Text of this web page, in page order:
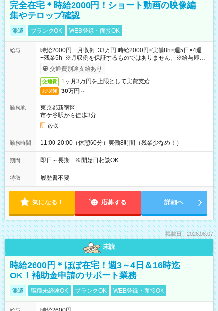
完全在宅＊時給2000円！ショート動画の映像編
集やテロップ確認
派遣 ブランクOK WEB登録・面接OK
給与
時給2000円 月収例 33万円 時給2000円×実働8h×週5日×4週
+残業5h ※月収例を保証するものではありません。※給与即受
取りサービス利用可（利用条件有）
交通費別途支給あり
交通費 1ヶ月3万円を上限として実費支給
月収例 30万円～
勤務地
東京都新宿区
市ケ谷駅から徒歩3分
放送
勤務時間 11:00-20:00（休憩60分）実働8時間（残業少なめ！）
期間 即日～長期 ※開始日相談OK
特徴 履歴書不要
気になる！ 応募する 詳細へ
掲載日：2026.08.07
未読
時給2600円＊ほぼ在宅！週3～4日＆16時迄
OK！補助金申請のサポート業務
派遣 職種未経験OK ブランクOK WEB登録・面接OK